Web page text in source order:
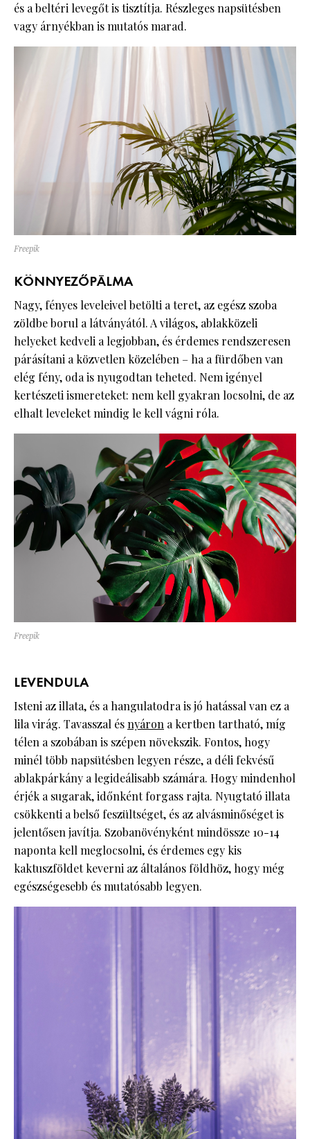
és a beltéri levegőt is tisztítja. Részleges napsütésben
vagy árnyékban is mutatós marad.
Freepik
KÖNNYEZŐPÁLMA
Nagy, fényes leveleivel betölti a teret, az egész szoba
zöldbe borul a látványától. A világos, ablakközeli
helyeket kedveli a legjobban, és érdemes rendszeresen
párásítani a közvetlen közelében – ha a fürdőben van
elég fény, oda is nyugodtan teheted. Nem igényel
kertészeti ismereteket: nem kell gyakran locsolni, de az
elhalt leveleket mindig le kell vágni róla.
Freepik
LEVENDULA
Isteni az illata, és a hangulatodra is jó hatással van ez a
lila virág. Tavasszal ésnyáron a kertben tartható, míg
télen a szobában is szépen növekszik. Fontos, hogy
minél több napsütésben legyen része, a déli fekvésű
ablakpárkány a legideálisabb számára. Hogy mindenhol
érjék a sugarak, időnként forgass rajta. Nyugtató illata
csökkenti a belső feszültséget, és az alvásminőséget is
jelentősen javítja. Szobanövényként mindössze 10-14
naponta kell meglocsolni, és érdemes egy kis
kaktuszföldet keverni az általános földhöz, hogy még
egészségesebb és mutatósabb legyen.